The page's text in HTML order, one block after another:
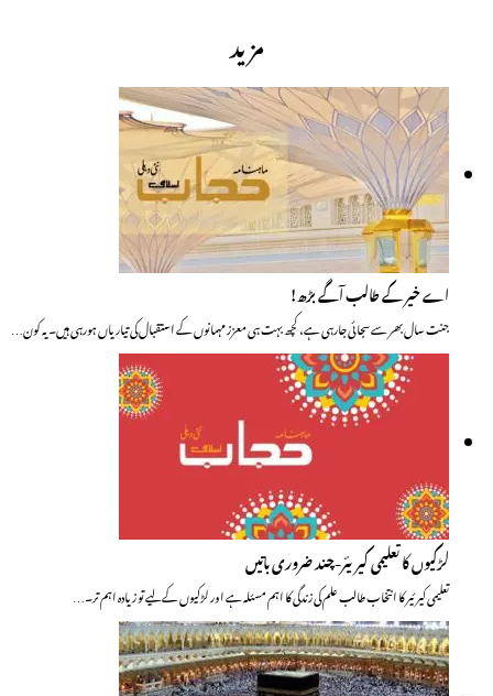
مزید
اے خیر کے طالب آگے بڑھ!
جنت سال بھر سے سجائی جارہی ہے، کچھ بہت ہی معزز مہمانوں کے استقبال کی تیاریاں ہورہی ہیں۔ یہ کون…
لڑکیوں کا تعلیمی کیریئر-چند ضروری باتیں
تعلیمی کیرئیر کا انتخاب طالب علم کی زندگی کا اہم مسئلہ ہے اور لڑکیوں کے لیے تو زیادہ اہم تر۔…